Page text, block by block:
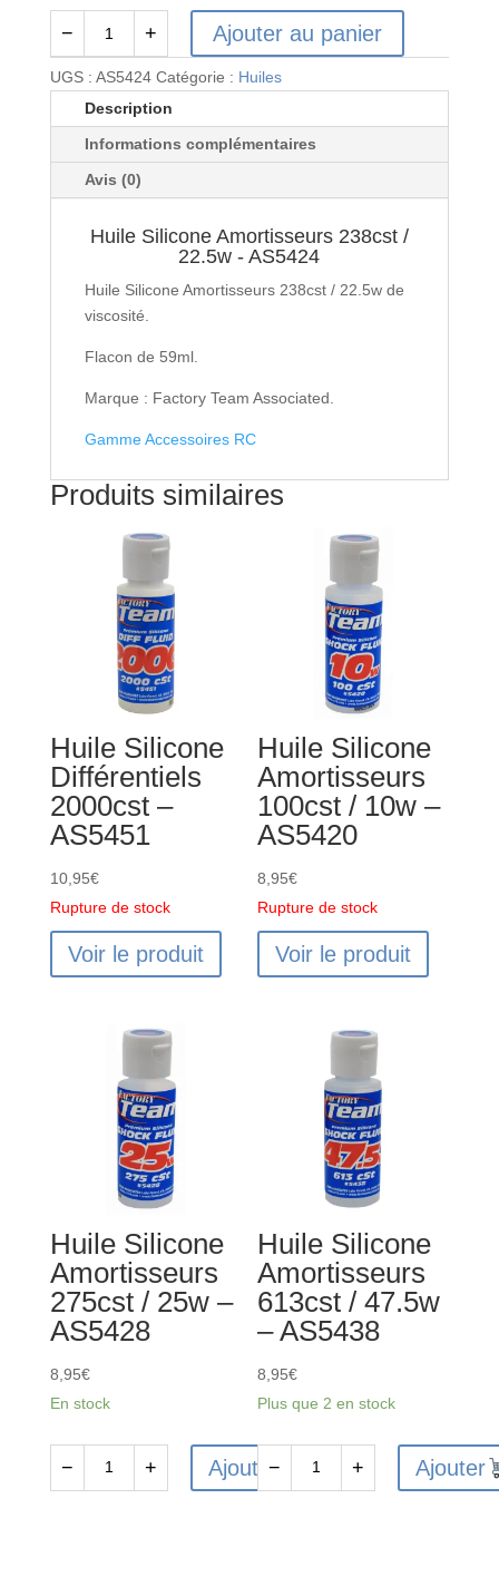
quantité
de
Huile
Amortisseurs
238cst
/
− + Ajouter au panier
UGS : AS5424 Catégorie : Huiles
Description
Informations complémentaires
Avis (0)
Huile Silicone Amortisseurs 238cst /
22.5w - AS5424
Huile Silicone Amortisseurs 238cst / 22.5w de
viscosité.
Flacon de 59ml.
Marque : Factory Team Associated.
Gamme Accessoires RC
Produits similaires
Huile Silicone
Différentiels
2000cst –
AS5451
10,95€
Rupture de stock
Voir le produit
Huile Silicone
Amortisseurs
100cst / 10w –
AS5420
8,95€
Rupture de stock
Voir le produit
Huile Silicone
Amortisseurs
275cst / 25w –
AS5428
8,95€
En stock
− + Ajouter
Huile Silicone
Amortisseurs
613cst / 47.5w
– AS5438
8,95€
Plus que 2 en stock
− + Ajouter